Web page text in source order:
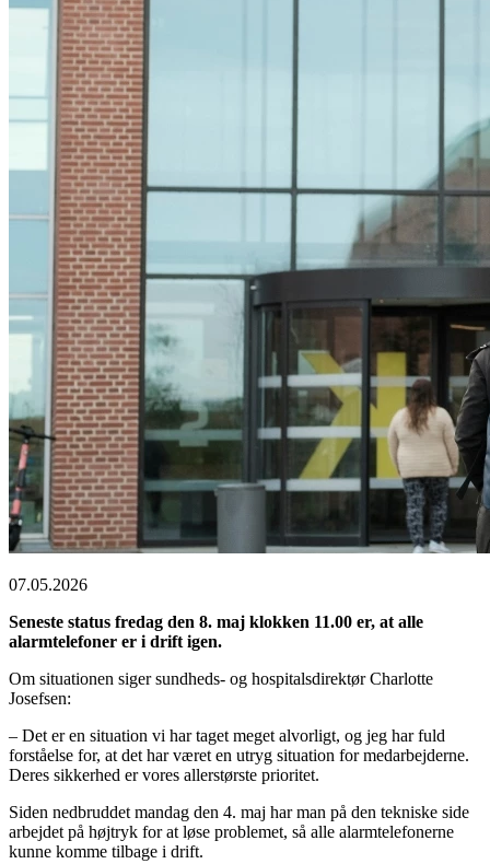
07.05.2026
Seneste status fredag den 8. maj klokken 11.00 er, at alle
alarmtelefoner er i drift igen.
Om situationen siger sundheds- og hospitalsdirektør Charlotte
Josefsen:
– Det er en situation vi har taget meget alvorligt, og jeg har fuld
forståelse for, at det har været en utryg situation for medarbejderne.
Deres sikkerhed er vores allerstørste prioritet.
Siden nedbruddet mandag den 4. maj har man på den tekniske side
arbejdet på højtryk for at løse problemet, så alle alarmtelefonerne
kunne komme tilbage i drift.